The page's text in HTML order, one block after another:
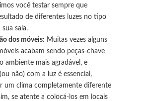
você testar sempre que
de diferentes luzes no tipo
sala.
dos móveis: Muitas vezes alguns
acabam sendo peças-chave
ambiente mais agradável, e
não) com a luz é essencial,
um clima completamente diferente
se atente a colocá-los em locais